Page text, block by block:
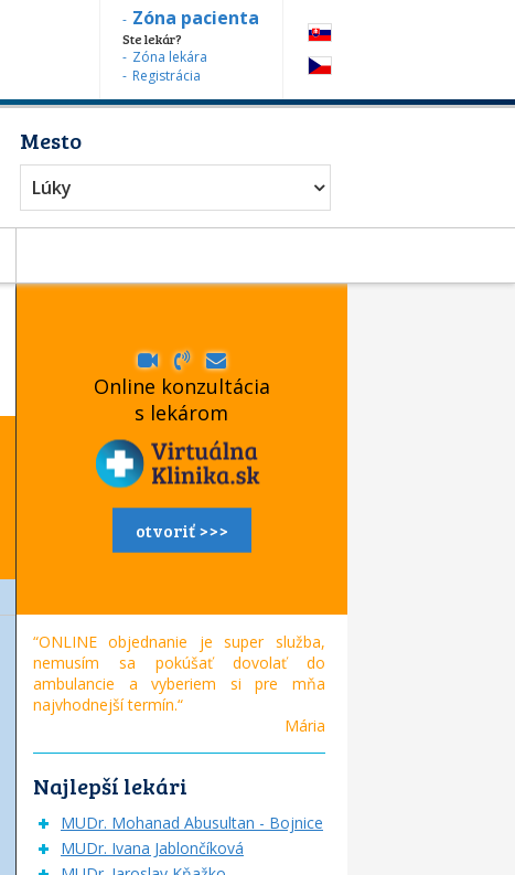
Zóna pacienta
Ste lekár?
Zóna lekára
Registrácia
Mesto
Lúky
Online konzultácia
s lekárom
otvoriť >>>
“ONLINE objednanie je super služba,
nemusím sa pokúšať dovolať do
ambulancie a vyberiem si pre mňa
najvhodnejší termín.“
Mária
Najlepší lekári
MUDr. Mohanad Abusultan - Bojnice
MUDr. Ivana Jablončíková